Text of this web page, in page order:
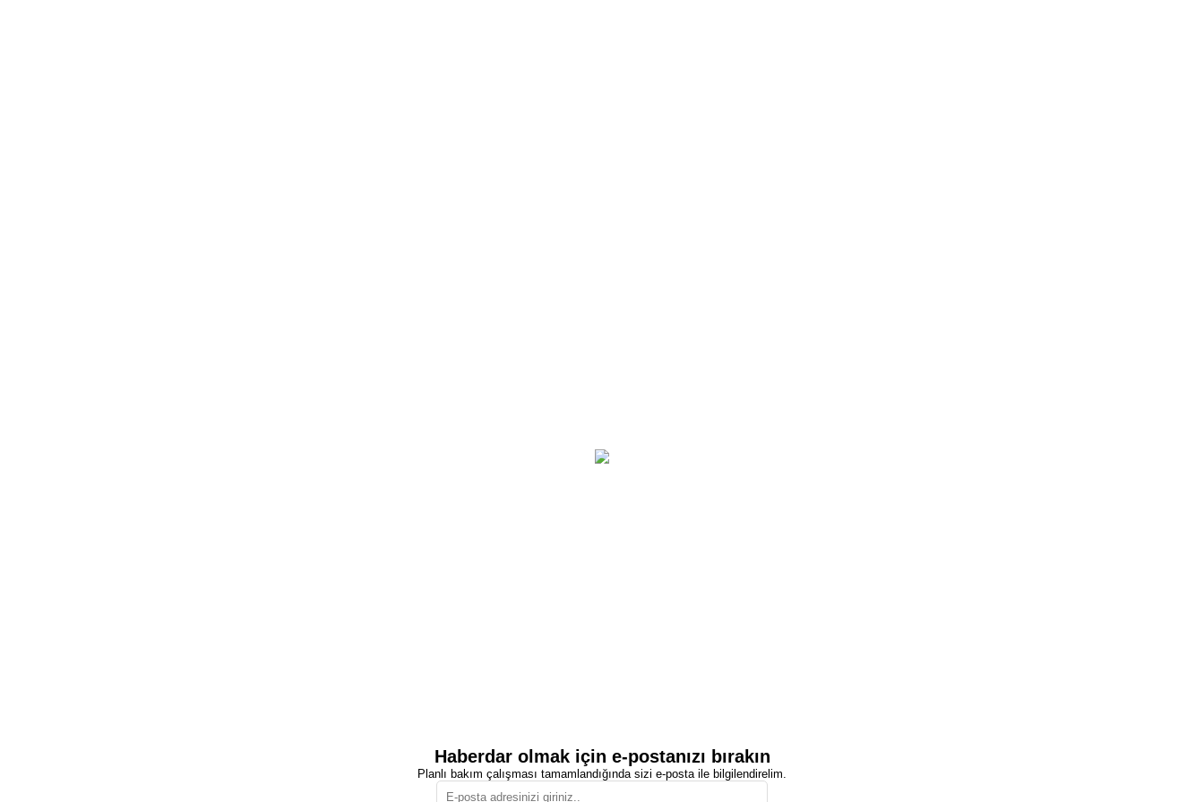
Haberdar olmak için e-postanızı bırakın
Planlı bakım çalışması tamamlandığında sizi e-posta ile bilgilendirelim.